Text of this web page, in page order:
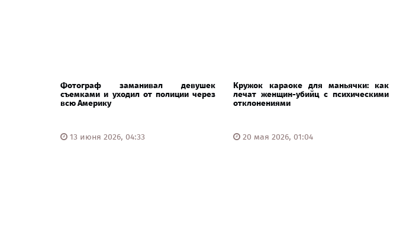
Фотограф заманивал девушек
съемками и уходил от полиции через
всю Америку
13 июня 2026, 04:33
Кружок караоке для маньячки: как
лечат женщин-убийц с психическими
отклонениями
20 мая 2026, 01:04